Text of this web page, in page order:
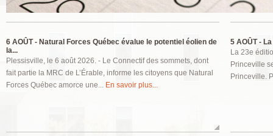
6 AOÛT - Natural Forces Québec évalue le potentiel éolien de
la...
Plessisville, le 6 août 2026. - Le Connectif des sommets, dont
fait partie la MRC de L’Érable, informe les citoyens que Natural
Forces Québec amorce une... En savoir plus...
5 AOÛT -
La 23e
Princeville
Princeville.
Pages